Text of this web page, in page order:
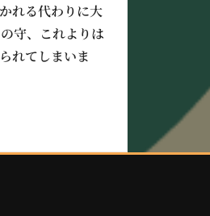
れる代わりに大
守、これよりは
れてしまいま